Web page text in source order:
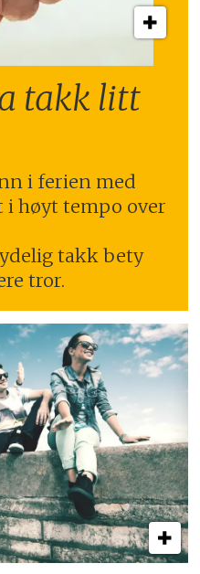
takk litt
i ferien med
i høyt tempo over
takk bety
tror.